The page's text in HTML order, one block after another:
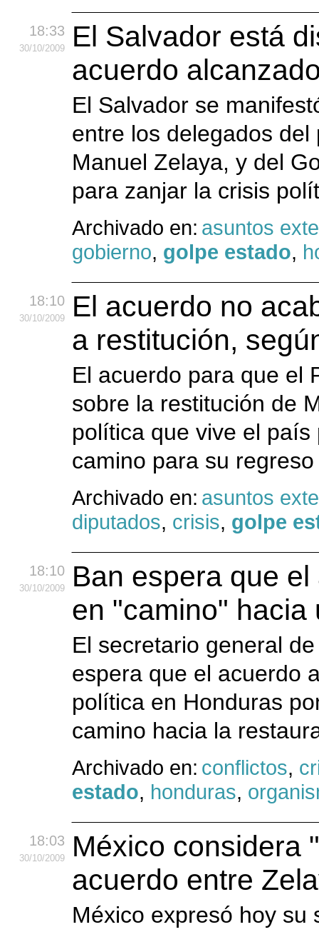
18:33
30/10/2009
El Salvador está
acuerdo
El Salvador se
entre los delegados
Manuel Zelaya, y del
para zanjar la crisis
Archivado en: asuntos
gobierno, golpe estado,
18:10
30/10/2009
El acuerdo no
a restitución,
El acuerdo para que el
sobre la restitución de
política que vive el
camino para su
Archivado en: asuntos
diputados, crisis, golpe
18:10
30/10/2009
Ban espera que
en "camino" hacia
El secretario general
espera que el acuerdo
política en Honduras
camino hacia la
Archivado en: conflictos,
estado, honduras,
18:03
30/10/2009
México considera
acuerdo entre
México expresó hoy su